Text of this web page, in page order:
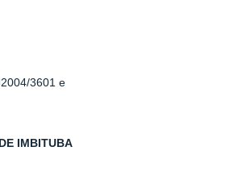
3601 e
IMBITUBA